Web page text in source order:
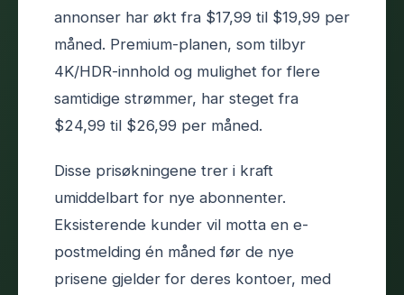
annonser har økt fra $17,99 til $19,99 per
måned. Premium-planen, som tilbyr
4K/HDR-innhold og mulighet for flere
samtidige strømmer, har steget fra
$24,99 til $26,99 per måned.
Disse prisøkningene trer i kraft
umiddelbart for nye abonnenter.
Eksisterende kunder vil motta en e-
postmelding én måned før de nye
prisene gjelder for deres kontoer, med